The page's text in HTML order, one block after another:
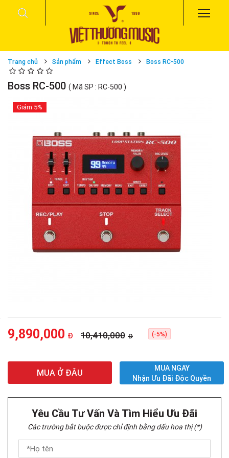
Trang chủ Sản phẩm Effect Boss Boss RC-500
Boss RC-500 ( Mã SP : RC-500 )
Giảm 5%
9,890,000 Đ 10,410,000 Đ (-5%)
MUA Ở ĐÂU
MUA NGAY
Nhận Ưu Đãi Độc Quyền
Yêu Cầu Tư Vấn Và Tìm Hiểu Ưu Đãi
Các trường bắt buộc được chỉ định bằng dấu hoa thị (*)